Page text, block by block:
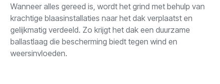
Wanneer alles gereed is, wordt het grind met behulp van
krachtige blaasinstallaties naar het dak verplaatst en
gelijkmatig verdeeld. Zo krijgt het dak een duurzame
ballastlaag die bescherming biedt tegen wind en
weersinvloeden.